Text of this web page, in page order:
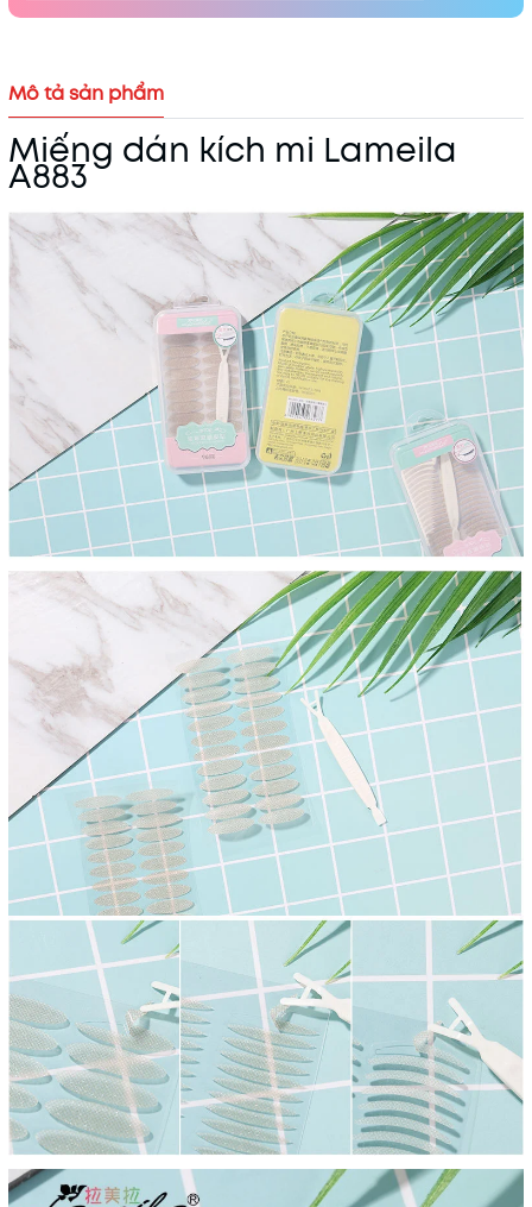
Mô tả sản phẩm
Miếng dán kích mi Lameila
A883